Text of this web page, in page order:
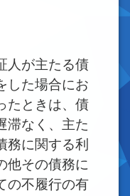
が主たる債
した場合にお
たときは、債
滞なく、主た
務に関する利
他その債務に
の不履行の有